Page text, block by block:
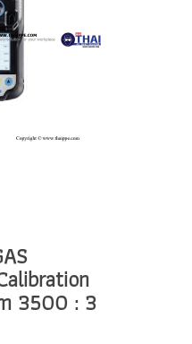
3500 : 3